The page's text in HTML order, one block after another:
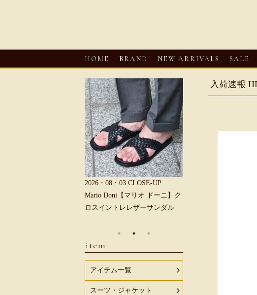
HOME BRAND NEW ARRIVALS SALE
入荷速報
2026・08・03 CLOSE-UP
Mario Doni【マリオ ドーニ】ク
ロスイントレレザーサンダル
item
アイテム一覧
スーツ・ジャケット